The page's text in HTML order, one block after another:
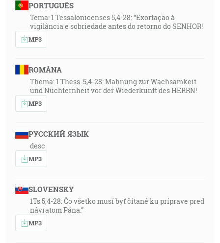
PORTUGUÊS
Tema: 1 Tessalonicenses 5,4-28: “Exortação à
vigilância e sobriedade antes do retorno do SENHOR!
MP3
ROMÂNA
Thema: 1 Thess. 5,4-28: Mahnung zur Wachsamkeit
und Nüchternheit vor der Wiederkunft des HERRN!
MP3
РУССКИЙ ЯЗЫК
desc
MP3
SLOVENSKY
1Ts 5,4-28: Čo všetko musí byť čítané ku príprave pred
návratom Pána.”
MP3